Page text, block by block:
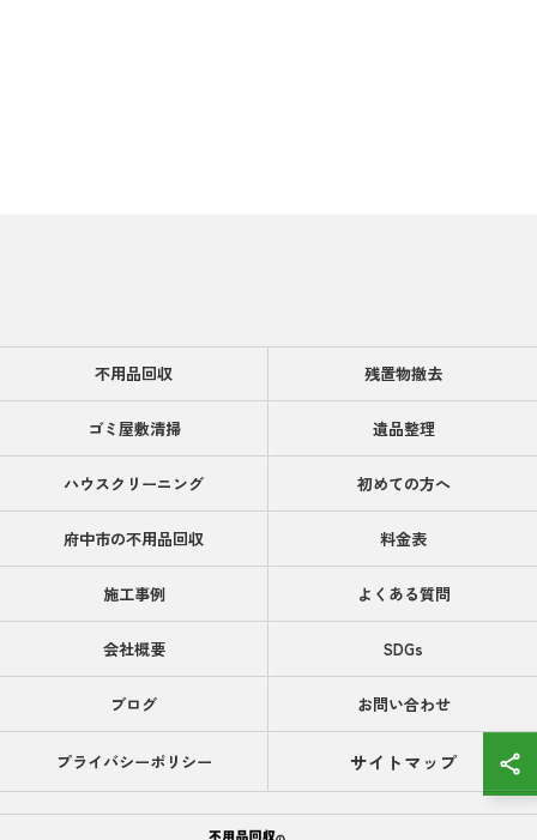
不用品回収 残置物撤去
ゴミ屋敷清掃 遺品整理
ハウスクリーニング 初めての方へ
府中市の不用品回収 料金表
施工事例 よくある質問
会社概要 SDGs
ブログ お問い合わせ
プライバシーポリシー サイトマップ